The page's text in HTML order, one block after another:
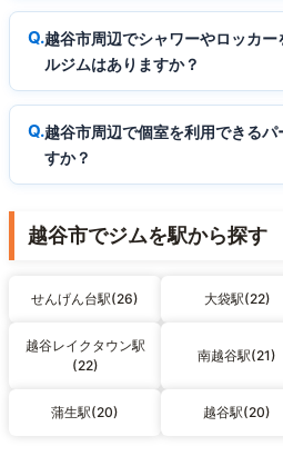
越谷市周辺でシャワーやロッカ
ルジムはありますか？
越谷市周辺で個室を利用できるパ
すか？
越谷市でジムを駅から探す
せんげん台駅(26) 大袋駅(22)
越谷レイクタウン駅
(22)
南越谷駅(21)
蒲生駅(20) 越谷駅(20)